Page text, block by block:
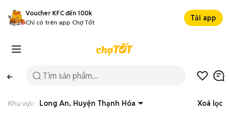
Voucher KFC đến 100k
Chỉ có trên app Chợ Tốt
Tải app
Khu vực: Long An, Huyện Thạnh Hóa Xoá lọc